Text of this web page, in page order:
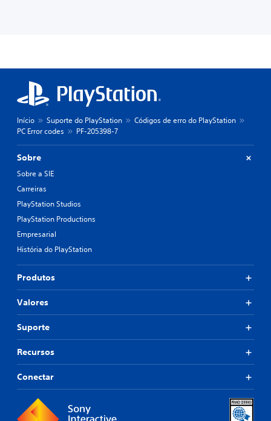
Início Suporte do PlayStation
Códigos de erro do PlayStation
PC Error codes
PF-205398-7
Sobre
Sobre a SIE
Carreiras
PlayStation Studios
PlayStation Productions
Empresarial
História do PlayStation
Produtos
Valores
Suporte
Recursos
Conectar